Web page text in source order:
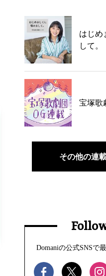
はじめ
して。
宝塚歌
その他の連
Domaniの公式SNSで